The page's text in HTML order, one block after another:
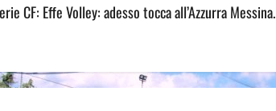
CF: Effe Volley: adesso tocca all’Azzurra Messina.